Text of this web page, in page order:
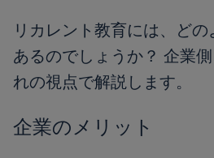
リカレント教育には、ど
あるのでしょうか？ 企業
れの視点で解説します。
企業のメリット